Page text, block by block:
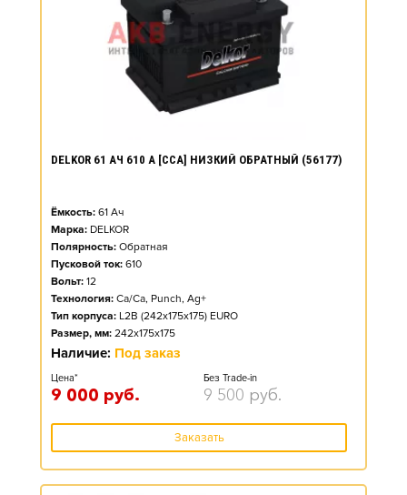
DELKOR 61 АЧ 610 А [CCA] НИЗКИЙ ОБРАТНЫЙ (56177)
Ёмкость: 61 Ач
Марка: DELKOR
Полярность: Обратная
Пусковой ток: 610
Вольт: 12
Технология: Ca/Ca, Punch, Ag+
Тип корпуса: L2B (242x175x175) EURO
Размер, мм: 242x175x175
Наличие: Под заказ
Цена*
9 000 руб.
Без Trade-in
9 500 руб.
Заказать